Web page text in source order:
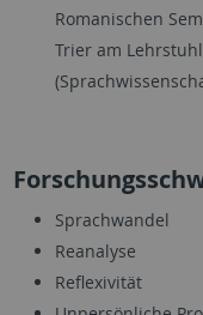
Romanischen
Trier am
Sprachwandel
Reanalyse
Reflexivität